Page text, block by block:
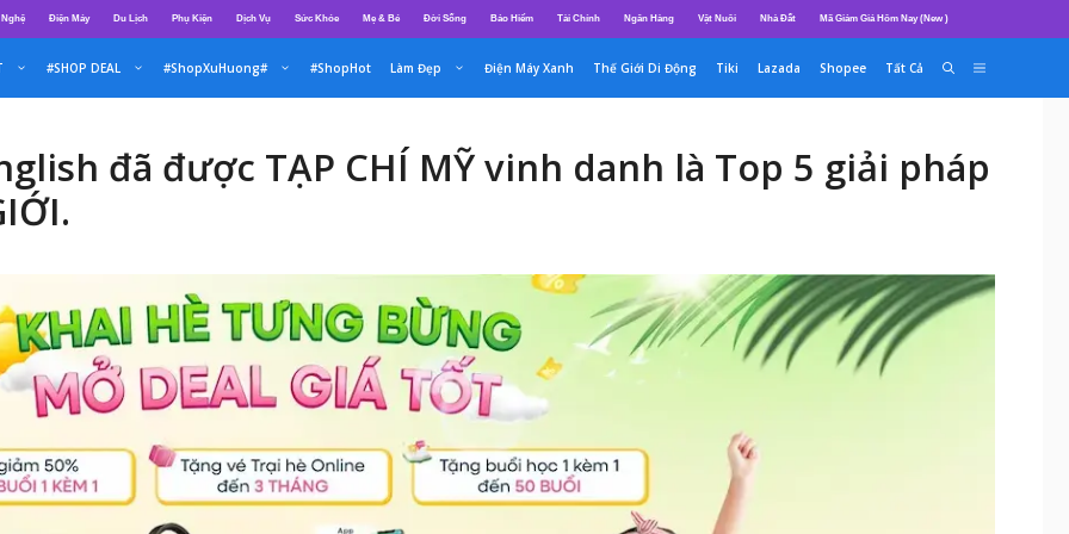
Điện Máy Du Lịch Phụ Kiện Dịch Vụ Sức Khỏe Mẹ & Bé Đời Sống Bảo Hiểm Tài Chính Ngân Hàng Vật Nuôi Nhà Đất Mã Giảm Giá Hôm Nay (New )
#SHOP DEAL #ShopXuHuong# #ShopHot Làm Đẹp Điện Máy Xanh Thế Giới Di Động Tiki Lazada Shopee Tất Cả
đã được TẠP CHÍ MỸ vinh danh là Top 5 giải pháp